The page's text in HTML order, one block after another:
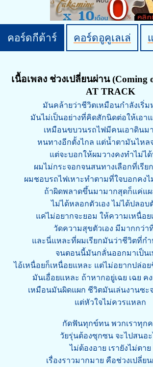
คอร์ดกีต้าร์ คอร์ดอูคูเลเล่
เนื้อเพลง ช่วงเปลี่ยนผ่าน (Coming
AT TRACK
มันคล้ายว่าชีวิตเหมือนกำลังเริ่ม
มันไม่เป็นอย่างที่คิดสักนิดต่อให้เอา
เหมือนขบวนรถไฟมีคนเอาดินม
หนทางอีกตั้งไกล แต่น้ำตามันไหล
แต่จะบอกให้ผมวางคงทำไม่ไ
ผมไม่กระจอกจนสนทางเลือกที่เรียก
ผมชอบรถไฟเหาะทำตามที่ใจบอกคงไ
ถ้าผิดพลาดขึ้นมามากสุดก็แค่แ
ไม่ได้หลอกตัวเอง ไม่ได้ปลอบ
แค่ไม่อยากจะยอม ให้ความเหนื่อ
วัดความสุขตัวเอง มีมากกว่า
และนี่แหละที่ผมเรียกมันว่าชีวิตที่กำ
จนตอนนี้มันกลั่นออกมาเป็นเ
ไอ้เหนื่อยก็เหนื่อยแหละ แต่ไม่อยากปล่อย
มันเอื่อยแหละ ถ้าหากอยู่เฉย เฉย ค
เหมือนมันผิดแผก ชีวิตมันเล่นงานซะ
แต่หัวใจไม่ควรแหลก
กัดฟันทุกข์ทน พวกเราทุก
วัยรุ่นต้องซุกซน จะไปสนอะ
ไม่ต้องอาย เรายังไม่ตาย
เรื่องราวมากมาย คือช่วงเปลี่ย